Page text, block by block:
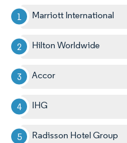
Marriott International
Hilton Worldwide
Accor
IHG
Radisson Hotel Group